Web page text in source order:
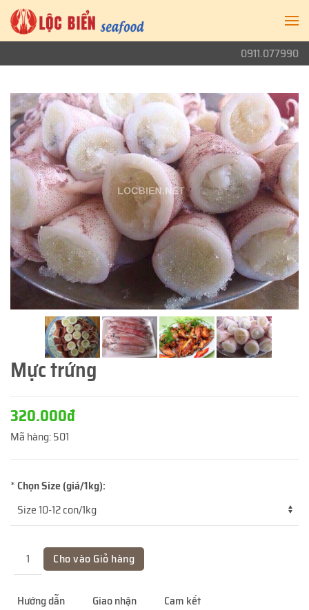
0911.077990
Mực trứng
320.000đ
Mã hàng:501
*Chọn Size (giá/1kg):
Hướng dẫn Giao nhận Cam kết